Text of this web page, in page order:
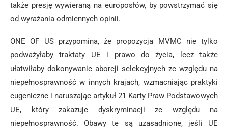
także presję wywieraną na europosłów, by powstrzymać się
od wyrażania odmiennych opinii.
ONE OF US przypomina, że propozycja MVMC nie tylko
podważyłaby traktaty UE i prawo do życia, lecz także
ułatwiłaby dokonywanie aborcji selekcyjnych ze względu na
niepełnosprawność w innych krajach, wzmacniając praktyki
eugeniczne i naruszając artykuł 21 Karty Praw Podstawowych
UE, który zakazuje dyskryminacji ze względu na
niepełnosprawność. Obawy te są uzasadnione, jeśli UE